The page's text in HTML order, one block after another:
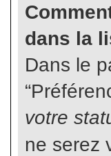
dans la
Dans le
votre
ne serez